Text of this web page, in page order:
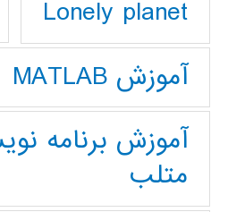
Lonely planet
آموزش MATLAB
آموزش برنامه
متلب